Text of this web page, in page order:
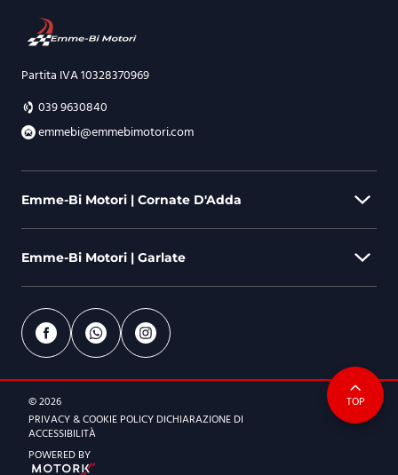
Partita IVA 10328370969
039 9630840
emmebi@emmebimotori.com
Emme-Bi Motori | Cornate D'Adda
Via Berlinguer, 44 - 20872 Cornate D'Adda (MB)
039 9630840
emmebi@emmebimotori.com
Dal lunedì al venerdì
9:00-12:30 | 14.30-19:00
Sabato
Emme-Bi Motori | Garlate
Via Parini, 578 - 23852 Garlate (LC)
emmebi@emmebimotori.com
ORARI DI APERTURA
Dal lunedì al venerdì
© 2026
PRIVACY & COOKIE POLICY DICHIARAZIONE DI
ACCESSIBILITÀ
POWERED BY
TOP